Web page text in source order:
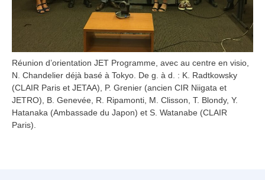
Réunion d’orientation JET Programme, avec au centre en visio,
N. Chandelier déjà basé à Tokyo. De g. à d. : K. Radtkowsky
(CLAIR Paris et JETAA), P. Grenier (ancien CIR Niigata et
JETRO), B. Genevée, R. Ripamonti, M. Clisson, T. Blondy, Y.
Hatanaka (Ambassade du Japon) et S. Watanabe (CLAIR
Paris).